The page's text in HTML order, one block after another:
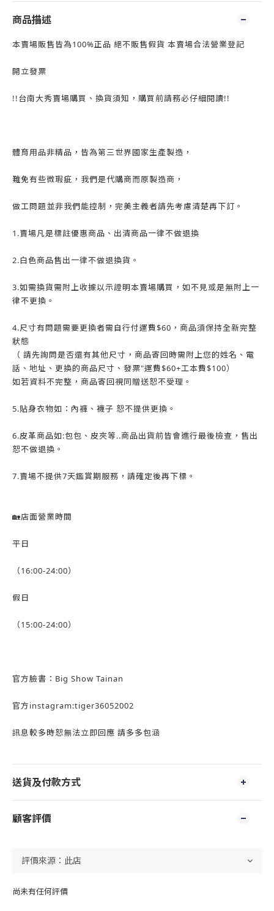
商品描述
本賣場販售皆為100%正品 絕不販售假貨 本賣場合法營業登記
開立發票
!!台南大秀賣場購買、換貨須知，購買前請務必仔細閱讀!!
體育用品非精品，皆為第三世界國家生產製造，
難免有些微瑕疵，我們是代購商而原製造商，
做工問題並非我們能控制，完美主義者請先考慮清楚再下訂。
1.賣場凡是標註優惠商品、出清商品一律不做退換
2.白色商品售出一律不做退換貨。
3.如需換貨需附上收據以示證明本賣場購買，如不見或是無附上一
律不更換。
4.尺寸有問題需要更換者需自行付運費$60，商品須保持全新完整
狀態
（ 請先詢問是否還有其他尺寸，商品寄回時需附上您的姓名、電
話、地址、更換的商品尺寸、發票"運費$60+工本費$100）
如若資料不完整，商品寄回視同贈送恕不受理。
5.貼身衣物如：內褲、襪子 恕不提供更換。
6.皮革商品如:包包、皮夾等..商品出貨前皆會進行最後檢查，售出
恕不做退換。
7.賣場不提供7天鑑賞期服務，請確定後再下標。
🏡店面營業時間
平日
（16:00-24:00）
假日
（15:00-24:00）
官方臉書：Big Show Tainan
官方instagram:tiger36052002
訊息較多時恕無法立即回應 請多多包涵
送貨及付款方式
顧客評價
尚未有任何評價